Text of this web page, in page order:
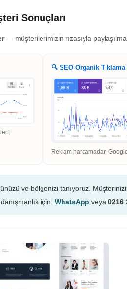
Sonuçları
— müşterilerimizin rızasıyla
🔍 SEO Organik Tıklama
Reklam harcamadan
ve bölgenizi tanıyoruz.
için: WhatsApp veya 0216